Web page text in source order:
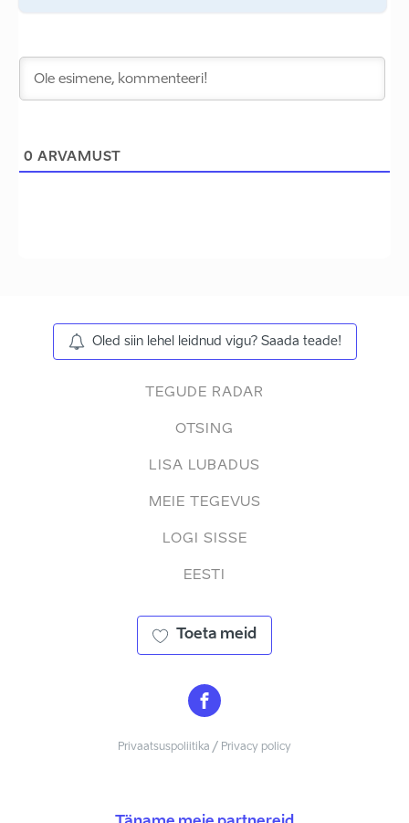
0 ARVAMUST
Oled siin lehel leidnud vigu? Saada teade!
TEGUDE RADAR
OTSING
LISA LUBADUS
MEIE TEGEVUS
LOGI SISSE
EESTI
Toeta meid
Privaatsuspoliitika / Privacy policy